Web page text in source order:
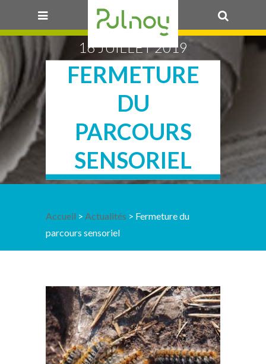
16 JUILLET 2019
FERMETURE
DU
PARCOURS
SENSORIEL
Accueil >Actualités > Fermeture du
parcours sensoriel